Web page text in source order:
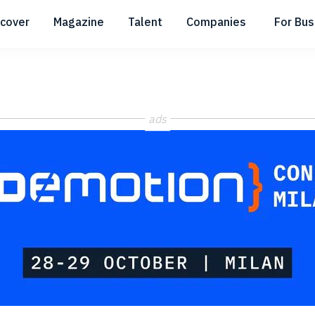
Submenu
Magazine Talent
Submenu
Companies For
ads